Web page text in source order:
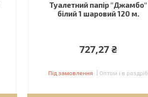
Туалетний папір "Джамбо"
білий 1 шаровий 120 м.
727,27 ₴
Під замовлення Оптом і в роздріб